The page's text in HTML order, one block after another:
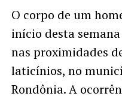
O corpo de um
início desta
nas proximidades
laticínios, no
Rondônia. A